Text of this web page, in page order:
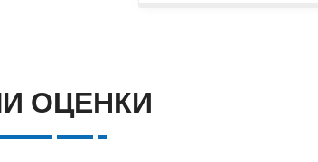
ОЦЕНКИ